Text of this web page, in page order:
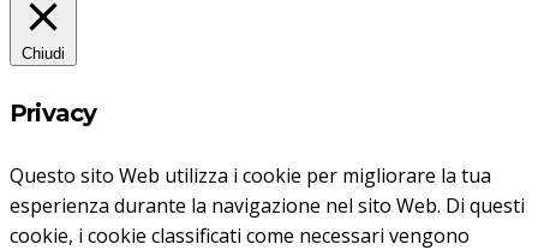
Chiudi
Privacy
Questo sito Web utilizza i cookie per migliorare la tua
esperienza durante la navigazione nel sito Web. Di questi
cookie, i cookie classificati come necessari vengono